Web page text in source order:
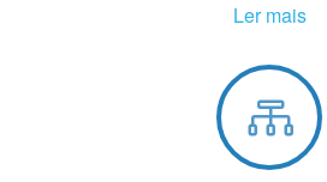
Ler mais